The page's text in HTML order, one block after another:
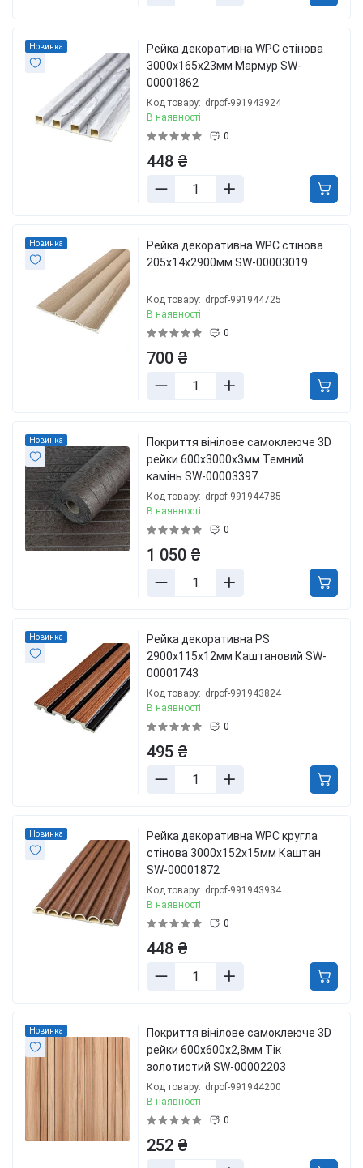
Новинка
Рейка декоративна WPC стінова
3000х165х23мм Мармур SW-
00001862
Код товару: drpof-991943924
В наявності
0
448 ₴
Новинка
Рейка декоративна WPC стінова
205х14х2900мм SW-00003019
Код товару: drpof-991944725
В наявності
0
700 ₴
Новинка
Покриття вінілове самоклеюче 3D
рейки 600х3000х3мм Темний
камінь SW-00003397
Код товару: drpof-991944785
В наявності
0
1 050 ₴
Новинка
Рейка декоративна PS
2900х115х12мм Каштановий SW-
00001743
Код товару: drpof-991943824
В наявності
0
495 ₴
Новинка
Рейка декоративна WPC кругла
стінова 3000х152х15мм Каштан
SW-00001872
Код товару: drpof-991943934
В наявності
0
448 ₴
Новинка
Покриття вінілове самоклеюче 3D
рейки 600х600х2,8мм Тік
золотистий SW-00002203
Код товару: drpof-991944200
В наявності
0
252 ₴